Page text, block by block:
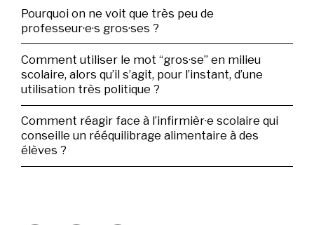
Pourquoi on ne voit que très peu de
professeur·e·s gros·ses ?
Comment utiliser le mot “gros·se” en milieu
scolaire, alors qu’il s’agit, pour l’instant, d’une
utilisation très politique ?
Comment réagir face à l’infirmièr·e scolaire qui
conseille un rééquilibrage alimentaire à des
élèves ?